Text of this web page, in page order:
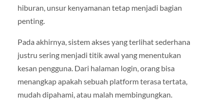
hiburan, unsur kenyamanan tetap menjadi bagian
penting.
Pada akhirnya, sistem akses yang terlihat sederhana
justru sering menjadi titik awal yang menentukan
kesan pengguna. Dari halaman login, orang bisa
menangkap apakah sebuah platform terasa tertata,
mudah dipahami, atau malah membingungkan.